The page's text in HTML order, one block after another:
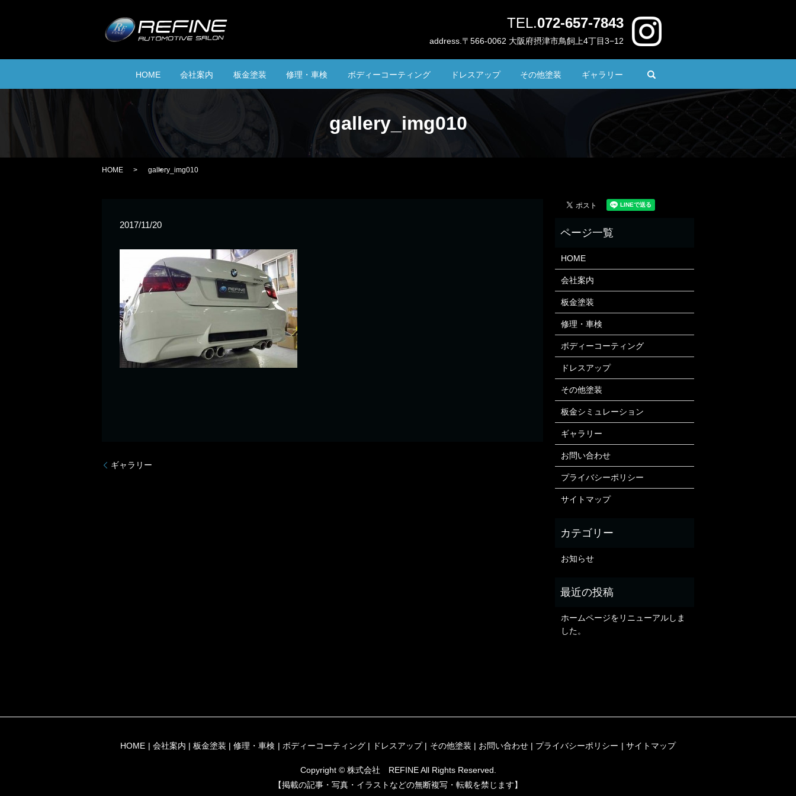
TEL.072-657-7843
address.〒566-0062 大阪府摂津市鳥飼上4丁目3−12
HOME 会社案内 板金塗装 修理・車検 ボディーコーティング ドレスアップ その他塗装 ギャラリー
gallery_img010
HOME gallery_img010
2017/11/20
ギャラリー
HOME
会社案内
板金塗装
修理・車検
ボディーコーティング
ドレスアップ
その他塗装
板金シミュレーション
ギャラリー
お問い合わせ
プライバシーポリシー
サイトマップ
お知らせ
ホームページをリニューアルしま
した。
HOME 会社案内 板金塗装 修理・車検 ボディーコーティング ドレスアップ その他塗装 お問い合わせ プライバシーポリシー サイトマップ
Copyright © 株式会社 REFINE All Rights Reserved.
【掲載の記事・写真・イラストなどの無断複写・転載を禁じます】